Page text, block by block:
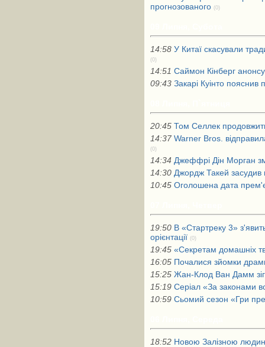
прогнозованого (0)
14:58 У Китаї скасували
(0)
14:51 Саймон Кінберг
09:43 Закарі Куінто пояснив
20:45 Том Селлек
14:37 Warner Bros.
(0)
14:34 Джеффрі Дін Морган
14:30 Джордж Такей засудив
10:45 Оголошена дата
19:50 В «Стартреку 3»
орієнтації (0)
19:45 «Секретам домашніх
16:05 Почалися зйомки
15:25 Жан-Клод Ван Дамм
15:19 Серіал «За законами
10:59 Сьомий сезон «Гри
18:52 Новою Залізною